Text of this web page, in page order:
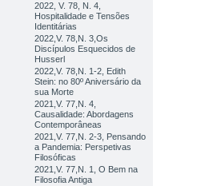
2022, V. 78, N. 4,
Hospitalidade e Tensões
Identitárias
2022,V. 78,N. 3,Os
Discípulos Esquecidos de
Husserl
2022,V. 78,N. 1-2, Edith
Stein: no 80º Aniversário da
sua Morte
2021,V. 77,N. 4,
Causalidade: Abordagens
Contemporâneas
2021,V. 77,N. 2-3, Pensando
a Pandemia: Perspetivas
Filosóficas
2021,V. 77,N. 1, O Bem na
Filosofia Antiga